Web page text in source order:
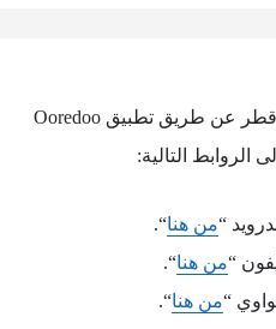
بإمكانك دفع فواتير اوريدو في قطر عن طريق تطبيق Ooredoo
“من هنا“.
“من هنا“.
“من هنا“.